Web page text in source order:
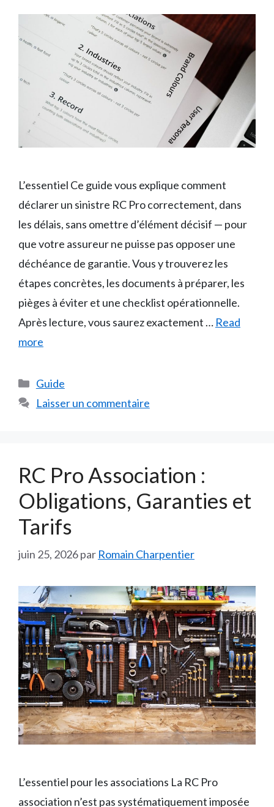
L’essentiel Ce guide vous explique comment
déclarer un sinistre RC Pro correctement, dans
les délais, sans omettre d’élément décisif — pour
que votre assureur ne puisse pas opposer une
déchéance de garantie. Vous y trouverez les
étapes concrètes, les documents à préparer, les
pièges à éviter et une checklist opérationnelle.
Après lecture, vous saurez exactement … Read
more
Catégories
Guide
Laisser un commentaire
RC Pro Association :
Obligations, Garanties et
Tarifs
juin 25, 2026par Romain Charpentier
L’essentiel pour les associations La RC Pro
association n’est pas systématiquement imposée